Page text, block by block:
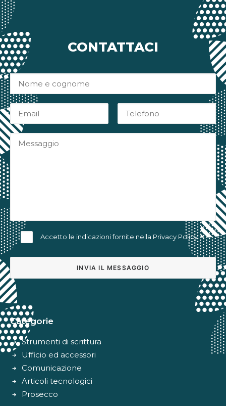
CONTATTACI
Accetto le indicazioni fornite nella Privacy Policy
Categorie
Strumenti di scrittura
Ufficio ed accessori
Comunicazione
Articoli tecnologici
Prosecco